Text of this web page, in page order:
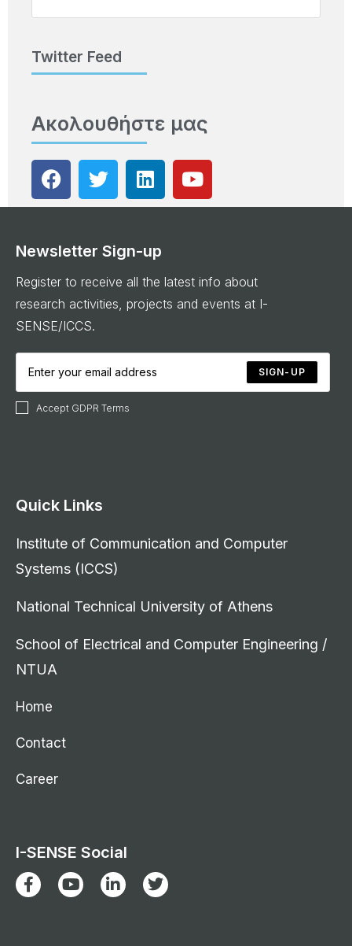
Twitter Feed
Ακολουθήστε μας
Newsletter Sign-up
Register to receive all the latest info about
research activities, projects and events at I-
SENSE/ICCS.
SIGN-UP
Accept GDPR Terms
Quick Links
Institute of Communication and Computer
Systems (ICCS)
National Technical University of Athens
School of Electrical and Computer Engineering /
NTUA
Home
Contact
Career
I-SENSE Social